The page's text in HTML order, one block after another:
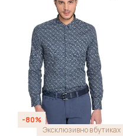
-80%
Эксклюзивно в бутиках